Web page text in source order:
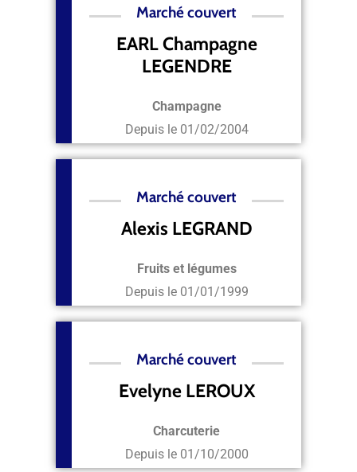
Marché couvert
EARL Champagne
LEGENDRE
Champagne
Depuis le 01/02/2004
Marché couvert
Alexis LEGRAND
Fruits et légumes
Depuis le 01/01/1999
Marché couvert
Evelyne LEROUX
Charcuterie
Depuis le 01/10/2000